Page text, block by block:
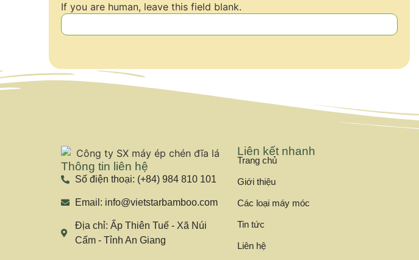
If you are human, leave this field blank.
Thông tin liên hệ
Số điện thoại: (+84) 984 810 101
Email: info@vietstarbamboo.com
Địa chỉ: Ấp Thiên Tuế - Xã Núi
Cấm - Tỉnh An Giang
Liên kết nhanh
Trang chủ
Giới thiệu
Các loại máy móc
Tin tức
Liên hệ